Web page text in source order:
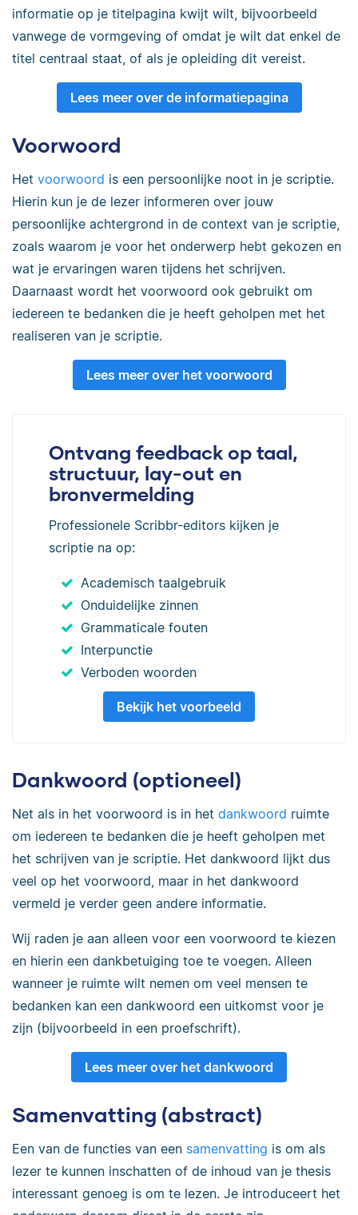
informatie op je titelpagina kwijt wilt, bijvoorbeeld
vanwege de vormgeving of omdat je wilt dat enkel de
titel centraal staat, of als je opleiding dit vereist.
Lees meer over de informatiepagina
Voorwoord
Het voorwoord is een persoonlijke noot in je scriptie.
Hierin kun je de lezer informeren over jouw
persoonlijke achtergrond in de context van je scriptie,
zoals waarom je voor het onderwerp hebt gekozen en
wat je ervaringen waren tijdens het schrijven.
Daarnaast wordt het voorwoord ook gebruikt om
iedereen te bedanken die je heeft geholpen met het
realiseren van je scriptie.
Lees meer over het voorwoord
Ontvang feedback op taal,
structuur, lay-out en
bronvermelding
Professionele Scribbr-editors kijken je
scriptie na op:
Academisch taalgebruik
Onduidelijke zinnen
Grammaticale fouten
Interpunctie
Verboden woorden
Bekijk het voorbeeld
Dankwoord (optioneel)
Net als in het voorwoord is in het dankwoord ruimte
om iedereen te bedanken die je heeft geholpen met
het schrijven van je scriptie. Het dankwoord lijkt dus
veel op het voorwoord, maar in het dankwoord
vermeld je verder geen andere informatie.
Wij raden je aan alleen voor een voorwoord te kiezen
en hierin een dankbetuiging toe te voegen. Alleen
wanneer je ruimte wilt nemen om veel mensen te
bedanken kan een dankwoord een uitkomst voor je
zijn (bijvoorbeeld in een proefschrift).
Lees meer over het dankwoord
Samenvatting (abstract)
Een van de functies van een samenvatting is om als
lezer te kunnen inschatten of de inhoud van je thesis
interessant genoeg is om te lezen. Je introduceert het